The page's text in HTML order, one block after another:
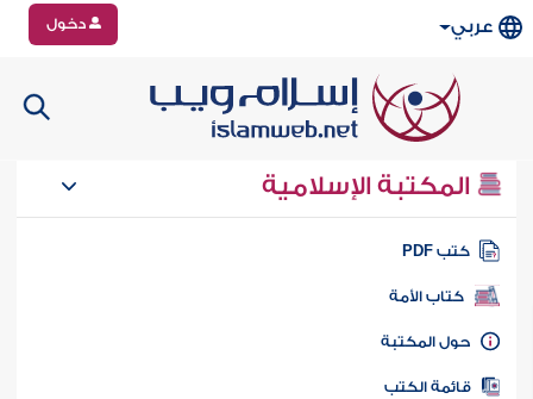
عربي دخول
المكتبة الإسلامية
كتب PDF
كتاب الأمة
المكتبة